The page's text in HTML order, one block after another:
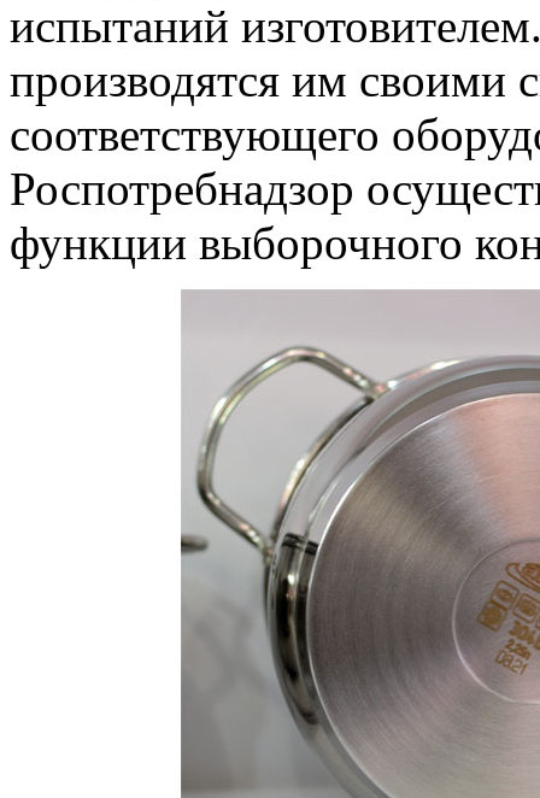
испытаний
производятся им своими
соответствующего
Роспотребнадзор
функции выборочного